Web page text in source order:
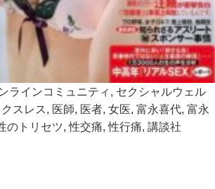
ラインコミュニティ , セクシャルウェル
スレス, 医師, 医者, 女医, 富永喜代, 富永
のトリセツ,性交痛,性行痛, 講談社